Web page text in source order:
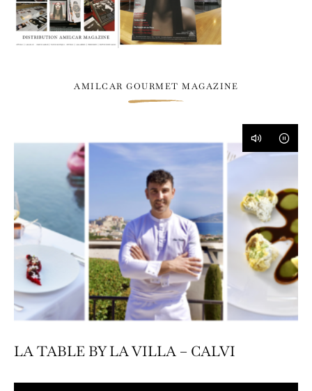
AMILCAR GOURMET MAGAZINE
LA TABLE BY LA VILLA – CALVI